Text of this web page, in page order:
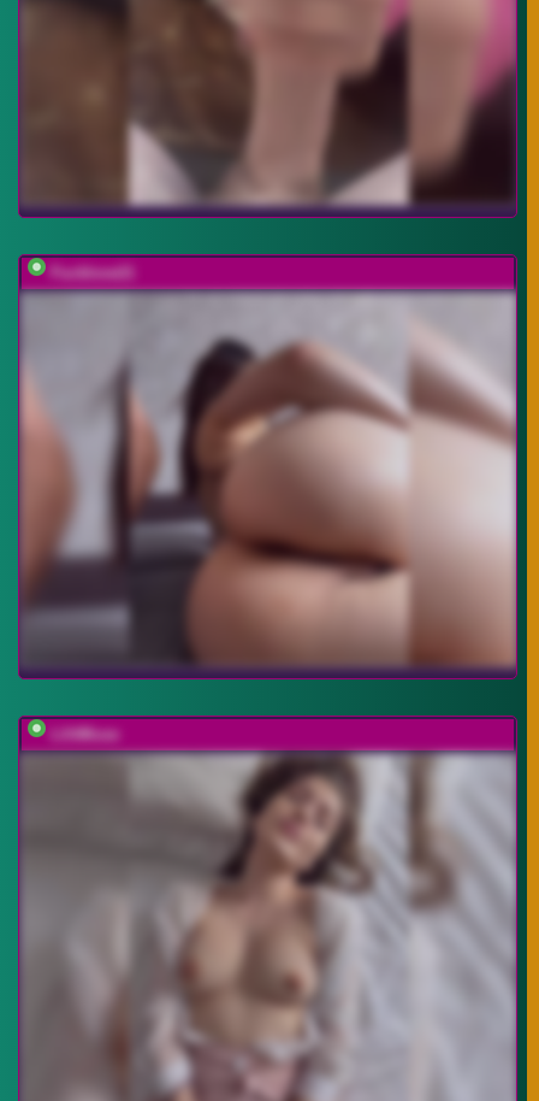
Fucklove21
LilitMuse